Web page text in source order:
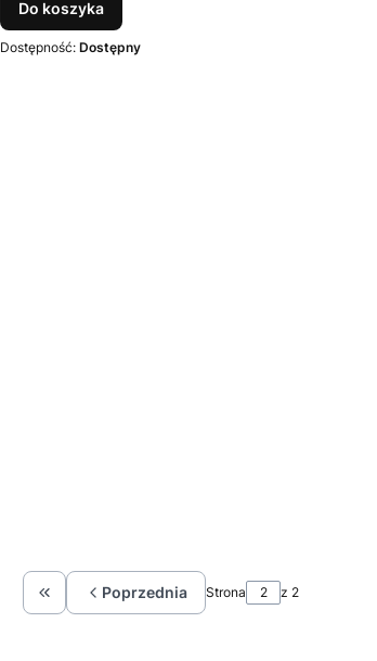
Do koszyka
Dostępność: Dostępny
Wróć do pierwszej strony z produktami
Poprzednia Strona z 2